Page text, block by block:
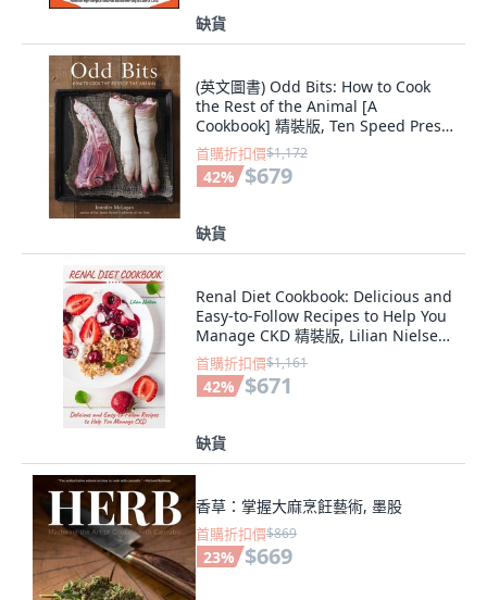
缺貨
(英文圖書) Odd Bits: How to Cook
the Rest of the Animal [A
Cookbook] 精裝版, Ten Speed Press,
英文
首購折扣價$1,172
42% $679
缺貨
Renal Diet Cookbook: Delicious and
Easy-to-Follow Recipes to Help You
Manage CKD 精裝版, Lilian Nielsen,
英文
首購折扣價$1,161
42% $671
缺貨
香草：掌握大麻烹飪藝術, 墨股
首購折扣價$869
23% $669